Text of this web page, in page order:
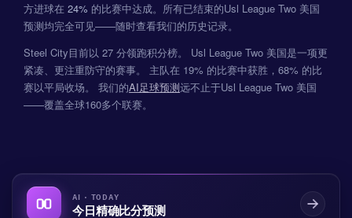
方进球在 24% 的比赛中达成。所有已结束的Usl League Two 美国
预测均完全可见——随时查看我们的历史记录。
Steel City目前以 27 分领跑积分榜。 Usl League Two 美国是一项更
紧凑、更注重防守的赛事。 主队在 19% 的比赛中获胜，68% 的比
赛以平局收场。 我们的AI足球预测远不止于Usl League Two 美国
——覆盖全球160多个联赛。
AI · TODAY
今日精确比分预测